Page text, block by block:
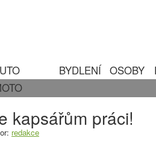
BYDLENÍ OSOBY
kapsářům práci!
redakce